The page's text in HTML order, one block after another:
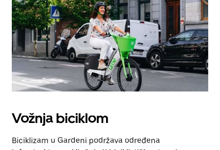
Vožnja biciklom
Biciklizam u Gardeni podržava određena